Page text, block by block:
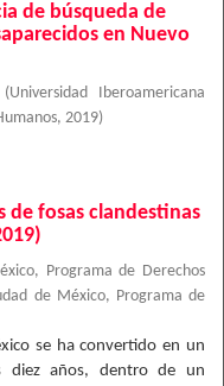
de búsqueda de
en Nuevo
(Universidad Iberoamericana
, 2019)
de fosas clandestinas
Programa de Derechos
de México, Programa de
se ha convertido en un
diez años, dentro de un